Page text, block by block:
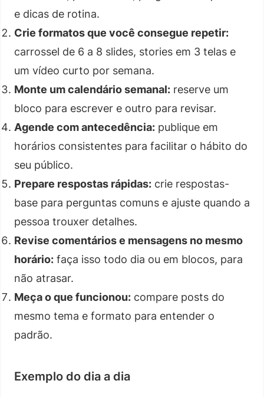
e dicas de rotina.
Crie formatos que você consegue repetir:
carrossel de 6 a 8 slides, stories em 3 telas e
um vídeo curto por semana.
Monte um calendário semanal: reserve um
bloco para escrever e outro para revisar.
Agende com antecedência: publique em
horários consistentes para facilitar o hábito do
seu público.
Prepare respostas rápidas: crie respostas-
base para perguntas comuns e ajuste quando a
pessoa trouxer detalhes.
Revise comentários e mensagens no mesmo
horário: faça isso todo dia ou em blocos, para
não atrasar.
Meça o que funcionou: compare posts do
mesmo tema e formato para entender o
padrão.
Exemplo do dia a dia